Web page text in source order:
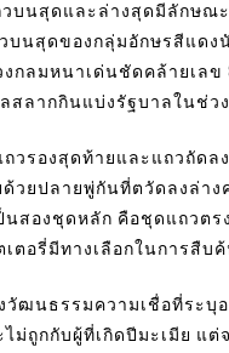
วบนสุดและล่างสุดมีลักษณ
บนสุดของกลุ่มอักษรสีแดง
กลมหนาเด่นชัดคล้ายเล
สลากกินแบ่งรัฐบาลในช่
วรองสุดท้ายและแถวถัดล
วยปลายพู่กันที่ตวัดลงล่า
สองชุดหลัก คือชุดแถวตร
ตอรี่มีทางเลือกในการสื
วัฒนธรรมความเชื่อที่ระ
ม่ถูกกับผู้ที่เกิดปีมะเมีย แ